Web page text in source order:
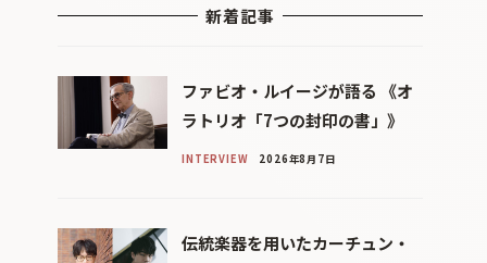
新着記事
ファビオ・ルイージが語る 《オ
ラトリオ「7つの封印の書」》
INTERVIEW 2026年8月7日
伝統楽器を用いたカーチュン・